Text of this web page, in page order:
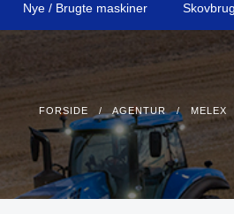
Nye / Brugte maskiner Skovbrug
FORSIDE / AGENTUR/ MELEX